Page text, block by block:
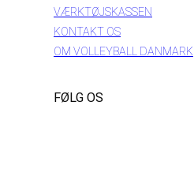
VÆRKTØJSKASSEN
KONTAKT OS
OM VOLLEYBALL DANMARK
FØLG OS